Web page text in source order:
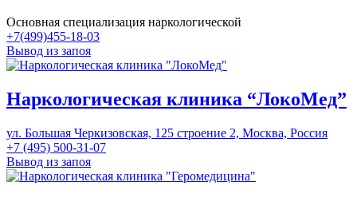
Основная специализация наркологической
+7(499)455-18-03
Вывод из запоя
Наркологическая клиника “ЛокоМед”
ул. Большая Черкизовская, 125 строение 2, Москва, Россия
+7 (495) 500-31-07
Вывод из запоя